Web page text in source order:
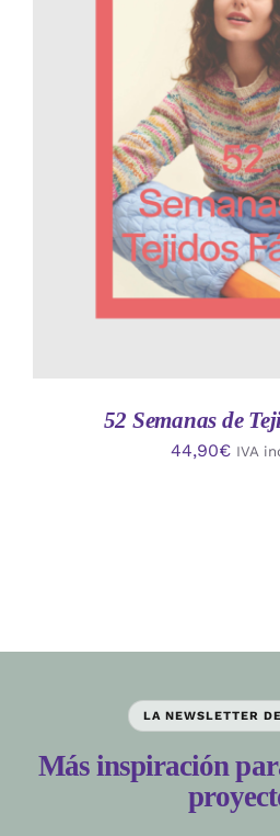
AÑADIR AL
DETALLES
52 Semanas de
44,90€ IVA
LA NEWSLETTER
Más inspiración